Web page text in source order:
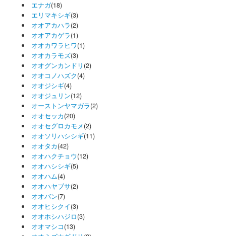
エナガ(18)
エリマキシギ(3)
オオアカハラ(2)
オオアカゲラ(1)
オオカワラヒワ(1)
オオカラモズ(3)
オオグンカンドリ (2)
オオコノハズク(4)
オオジシギ(4)
オオジュリン(12)
オーストンヤマガラ(2)
オオセッカ(20)
オオセグロカモメ(2)
オオソリハシシギ(11)
オオタカ(42)
オオハクチョウ(12)
オオハシシギ(5)
オオハム(4)
オオハヤブサ(2)
オオバン(7)
オオヒシクイ(3)
オオホシハジロ(3)
オオマシコ(13)